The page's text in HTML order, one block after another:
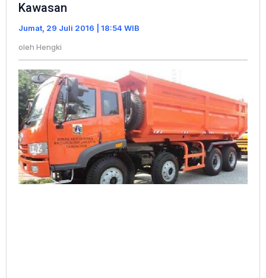
Kawasan
Kawasan
Jumat, 29 Juli 2016 | 18:54 WIB
oleh Hengki